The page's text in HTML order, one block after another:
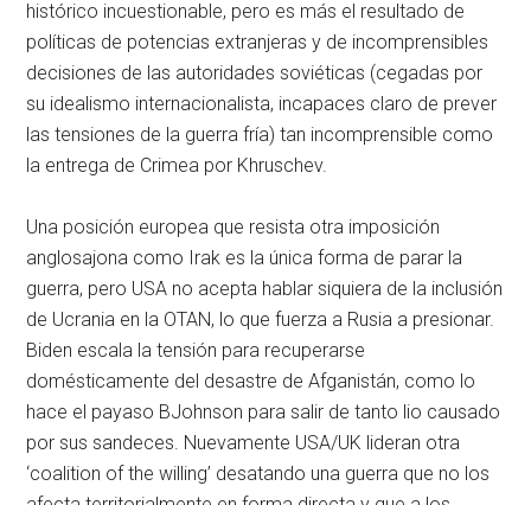
histórico incuestionable, pero es más el resultado de
políticas de potencias extranjeras y de incomprensibles
decisiones de las autoridades soviéticas (cegadas por
su idealismo internacionalista, incapaces claro de prever
las tensiones de la guerra fría) tan incomprensible como
la entrega de Crimea por Khruschev.
Una posición europea que resista otra imposición
anglosajona como Irak es la única forma de parar la
guerra, pero USA no acepta hablar siquiera de la inclusión
de Ucrania en la OTAN, lo que fuerza a Rusia a presionar.
Biden escala la tensión para recuperarse
domésticamente del desastre de Afganistán, como lo
hace el payaso BJohnson para salir de tanto lio causado
por sus sandeces. Nuevamente USA/UK lideran otra
‘coalition of the willing’ desatando una guerra que no los